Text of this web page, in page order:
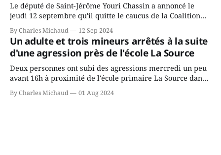
Le député de Saint-Jérôme Youri Chassin a annoncé le
jeudi 12 septembre qu'il quitte le caucus de la Coalition
Avenir Québec de François Legault parce qu'il est déçu du
gouvernement de la CAQ, surtout de son incapacité, qu'il
juge chronique, à offrir des
By Charles Michaud 12 Sep 2024
Un adulte et trois mineurs arrêtés à la suite
d'une agression près de l'école La Source
Deux personnes ont subi des agressions mercredi un peu
avant 16h à proximité de l'école primaire La Source dans
le secteur Bellefeuille de Saint-Jérôme. L'une de deux
victimes aurait été écrasée sous un véhicule et aspergée
By Charles Michaud 01 Aug 2024